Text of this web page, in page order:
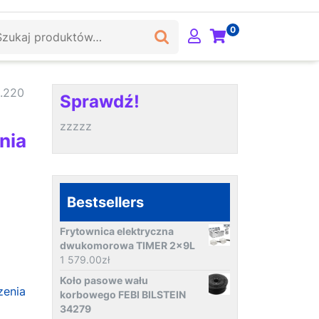
0
Sprawdź!
zzzzz
Bestsellers
Frytownica elektryczna
dwukomorowa TIMER 2x9L
1 579.00zł
Koło pasowe wału
korbowego FEBI BILSTEIN
34279